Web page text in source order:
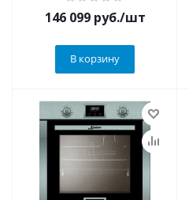
146 099руб./шт
В корзину